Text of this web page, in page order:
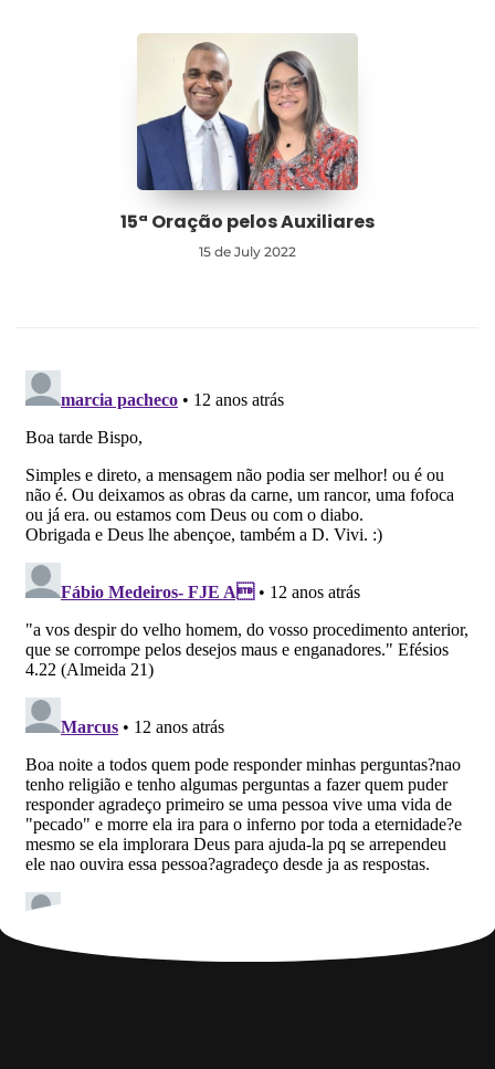
15ª Oração pelos Auxiliares
15 de July 2022